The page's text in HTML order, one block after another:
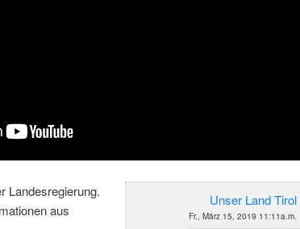
Unser Land Tirol
Fr., März 15, 2019 11:11a.m.
Landesregierung.
aus